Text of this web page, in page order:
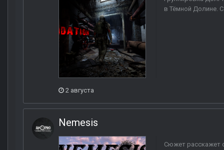
в Тёмной Долине.
2 августа
Nemesis
Сюжет расскажет